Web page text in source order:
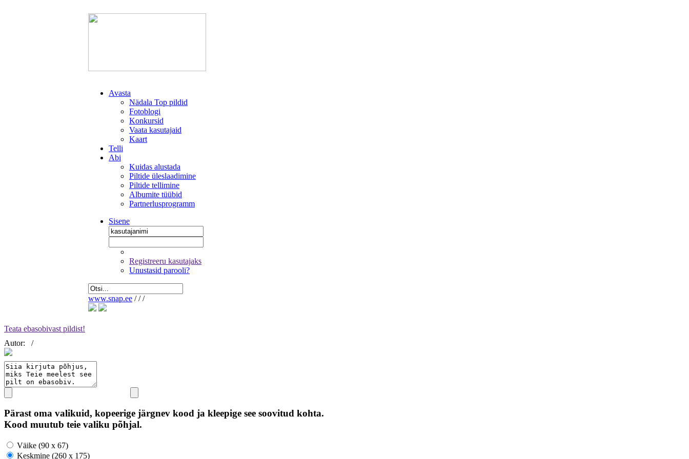
Avasta
Nädala Top pildid
Fotoblogi
Konkursid
Vaata kasutajaid
Kaart
Telli
Abi
Kuidas alustada
Piltide üleslaadimine
Piltide tellimine
Albumite tüübid
Partnerlusprogramm
Sisene
Registreeru kasutajaks
Unustasid parooli?
www.snap.ee / / /
Teata ebasobivast pildist!
Autor:
/
Pärast oma valikuid, kopeerige järgnev kood ja kleepige see soovitud kohta.
Kood muutub teie valiku põhjal.
Väike (90 x 67)
Keskmine (260 x 175)